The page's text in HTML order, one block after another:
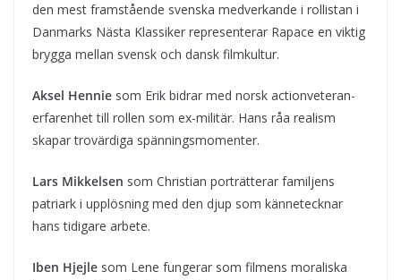
den mest framstående svenska medverkande i rollistan i
Danmarks Nästa Klassiker representerar Rapace en viktig
brygga mellan svensk och dansk filmkultur.
Aksel Hennie som Erik bidrar med norsk actionveteran-
erfarenhet till rollen som ex-militär. Hans råa realism
skapar trovärdiga spänningsmomenter.
Lars Mikkelsen som Christian porträtterar familjens
patriark i upplösning med den djup som kännetecknar
hans tidigare arbete.
Iben Hjejle som Lene fungerar som filmens moraliska